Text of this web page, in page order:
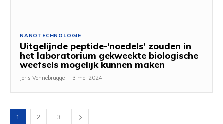
NANOTECHNOLOGIE
Uitgelijnde peptide-‘noedels’ zouden in
het laboratorium gekweekte biologische
weefsels mogelijk kunnen maken
Joris Vennebrugge - 3 mei 2024
1 2 3